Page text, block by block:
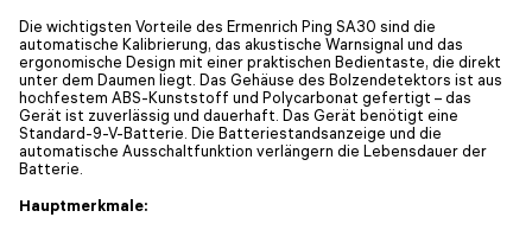
Die wichtigsten Vorteile des Ermenrich Ping SA30 sind die
automatische Kalibrierung, das akustische Warnsignal und das
ergonomische Design mit einer praktischen Bedientaste, die direkt
unter dem Daumen liegt. Das Gehäuse des Bolzendetektors ist aus
hochfestem ABS-Kunststoff und Polycarbonat gefertigt – das
Gerät ist zuverlässig und dauerhaft. Das Gerät benötigt eine
Standard-9-V-Batterie. Die Batteriestandsanzeige und die
automatische Ausschaltfunktion verlängern die Lebensdauer der
Batterie.
Hauptmerkmale: